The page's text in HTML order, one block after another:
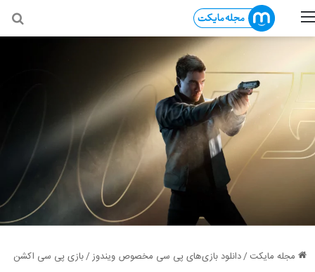
منو
مجله مایکت /دانلود بازی‌های پی سی مخصوص ویندوز/بازی پی سی اکشن